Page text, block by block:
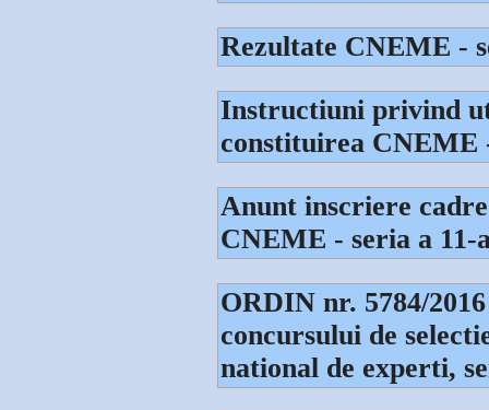
Rezultate CNEME -
Instructiuni privind
constituirea CNEME
Anunt inscriere
CNEME - seria a 11-
ORDIN nr. 5784/
concursului de
national de experti,